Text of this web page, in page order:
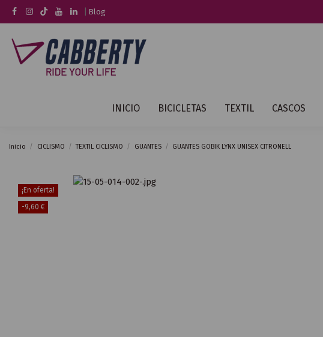
Blog
INICIO BICICLETAS TEXTIL CASCOS
Inicio CICLISMO TEXTIL CICLISMO GUANTES GUANTES GOBIK LYNX UNISEX CITRONELL
¡En oferta!
-9,60 €